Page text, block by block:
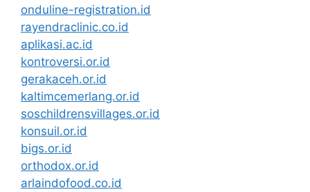
onduline-registration.id
rayendraclinic.co.id
aplikasi.ac.id
kontroversi.or.id
gerakaceh.or.id
kaltimcemerlang.or.id
soschildrensvillages.or.id
konsuil.or.id
bigs.or.id
orthodox.or.id
arlaindofood.co.id